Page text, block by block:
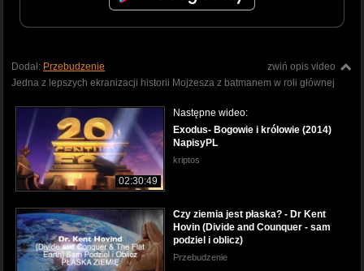
zwiń opis video
Dodał: Przebudzenie
Jedna z lepszych ekranizacji historii Mojżesza z batmanem w roli głównej
02:30:49
Następne wideo:
Exodus- Bogowie i królowie (2014)
NapisyPL
kriptos
Czy ziemia jest płaska? - Dr Kent
Hovin (Divide and Counquer - sam
podziel i oblicz)
Przebudzenie